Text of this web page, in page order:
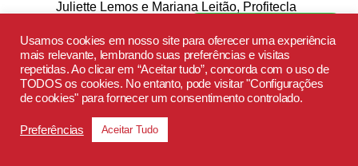
Juliette Lemos e Mariana Leitão, Profitecla
Prémio Apresentação
(Pitch): FindYourPet— Afonso Alves e
Alexandre Pereira,Profitecla Barcelos
Prémio do Público:
Alves e Alexandre Pereira,
Usamos cookies em nosso site para oferecer uma experiência
mais relevante, lembrando suas preferências e visitas
repetidas. Ao clicar em “Aceitar tudo”, concorda com o uso de
TODOS os cookies. No entanto, pode visitar "Configurações
de cookies" para fornecer um consentimento controlado.
Preferências Aceitar Tudo